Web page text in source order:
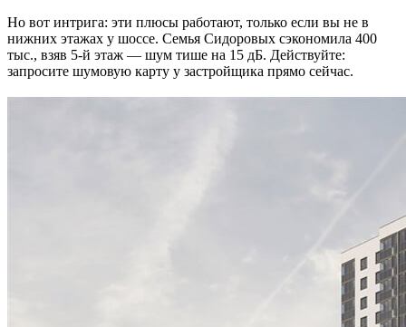
Но вот интрига: эти плюсы работают, только если вы не в
нижних этажах у шоссе. Семья Сидоровых сэкономила 400
тыс., взяв 5-й этаж — шум тише на 15 дБ. Действуйте:
запросите шумовую карту у застройщика прямо сейчас.